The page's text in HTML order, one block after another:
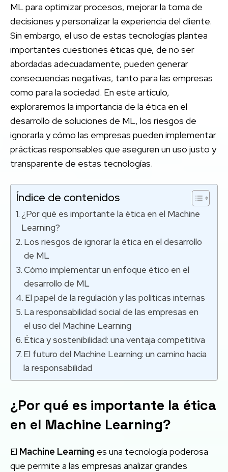
ML para optimizar procesos, mejorar la toma de
decisiones y personalizar la experiencia del cliente.
Sin embargo, el uso de estas tecnologías plantea
importantes cuestiones éticas que, de no ser
abordadas adecuadamente, pueden generar
consecuencias negativas, tanto para las empresas
como para la sociedad. En este artículo,
exploraremos la importancia de la ética en el
desarrollo de soluciones de ML, los riesgos de
ignorarla y cómo las empresas pueden implementar
prácticas responsables que aseguren un uso justo y
transparente de estas tecnologías.
Índice de contenidos
¿Por qué es importante la ética en el Machine
Learning?
Los riesgos de ignorar la ética en el desarrollo
de ML
Cómo implementar un enfoque ético en el
desarrollo de ML
El papel de la regulación y las políticas internas
La responsabilidad social de las empresas en
el uso del Machine Learning
Ética y sostenibilidad: una ventaja competitiva
El futuro del Machine Learning: un camino hacia
la responsabilidad
¿Por qué es importante la ética
en el Machine Learning?
El Machine Learning es una tecnología poderosa
que permite a las empresas analizar grandes